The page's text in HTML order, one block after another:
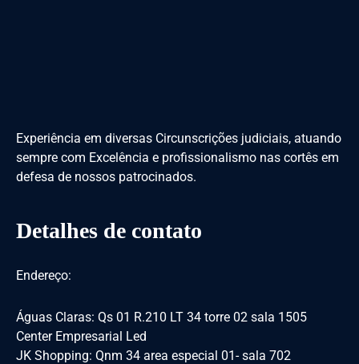
Experiência em diversas Circunscrições judiciais, atuando
sempre com Excelência e profissionalismo nas cortês em
defesa de nossos patrocinados.
Detalhes de contato
Endereço:
Águas Claras: Qs 01 R.210 LT 34 torre 02 sala 1505
Center Empresarial Led
JK Shopping: Qnm 34 area especial 01- sala 702